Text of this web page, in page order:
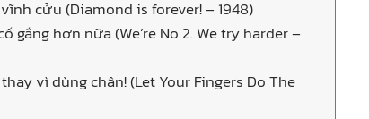
cửu (Diamond is forever! – 1948)
gắng hơn nữa (We’re No 2. We try harder –
vì dùng chân! (Let Your Fingers Do The